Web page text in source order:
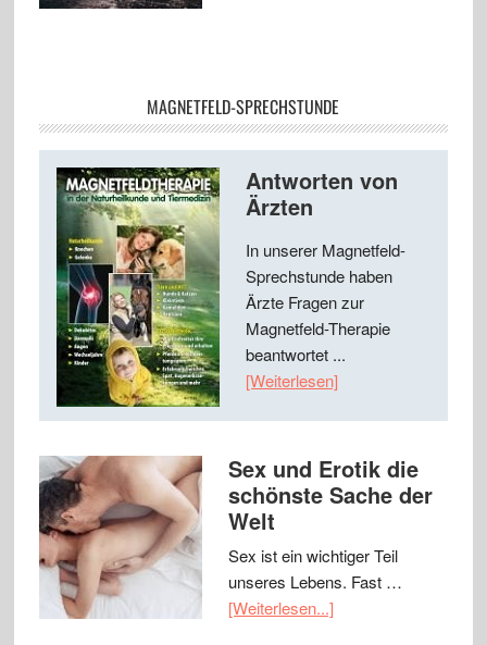
MAGNETFELD-SPRECHSTUNDE
Antworten von
Ärzten
In unserer Magnetfeld-
Sprechstunde haben
Ärzte Fragen zur
Magnetfeld-Therapie
beantwortet ...
[Weiterlesen]
Sex und Erotik die
schönste Sache der
Welt
Sex ist ein wichtiger Teil
unseres Lebens. Fast …
[Weiterlesen...]